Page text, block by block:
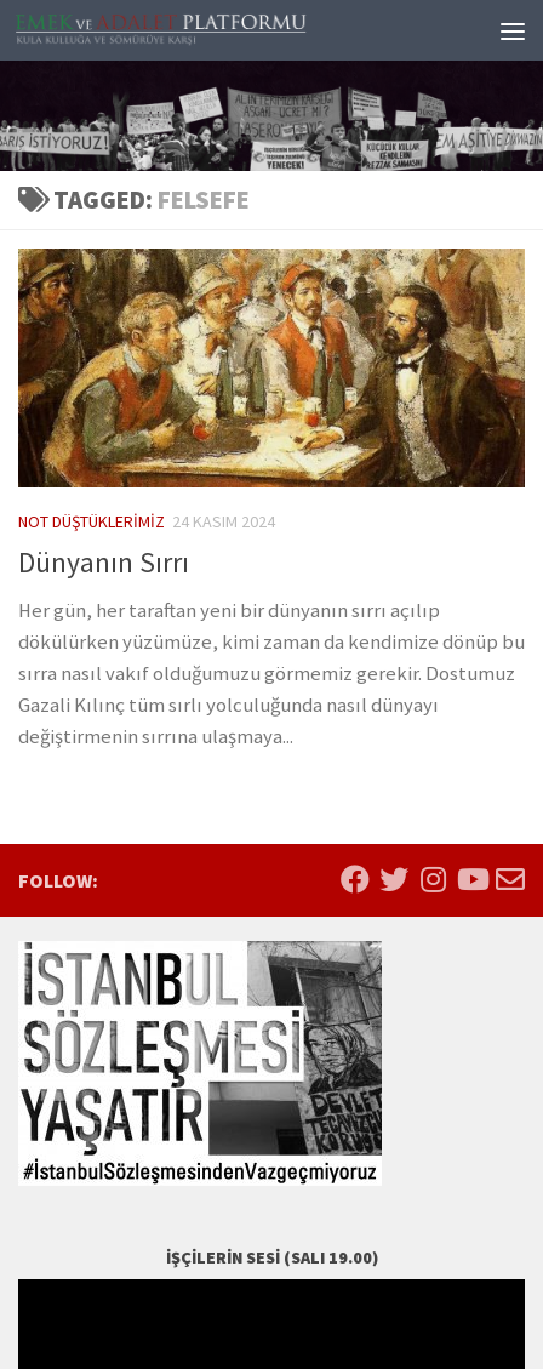
Skip to content
TAGGED: FELSEFE
NOT DÜŞTÜKLERIMIZ 24 KASIM 2024
Dünyanın Sırrı
Her gün, her taraftan yeni bir dünyanın sırrı açılıp
dökülürken yüzümüze, kimi zaman da kendimize dönüp bu
sırra nasıl vakıf olduğumuzu görmemiz gerekir. Dostumuz
Gazali Kılınç tüm sırlı yolculuğunda nasıl dünyayı
değiştirmenin sırrına ulaşmaya...
FOLLOW:
İŞÇILERIN SESI (SALI 19.00)